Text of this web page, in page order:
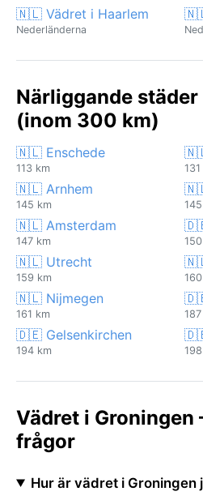
🇳🇱 Vädret i Haarlem
Nederländerna
Närliggande
(inom 300 km)
🇳🇱 Enschede
113 km
🇳🇱 Arnhem
145 km
🇳🇱 Amsterdam
147 km
🇳🇱 Utrecht
159 km
🇳🇱 Nijmegen
161 km
🇩🇪 Gelsenkirchen
194 km
Vädret i
frågor
Hur är vädret i Groningen